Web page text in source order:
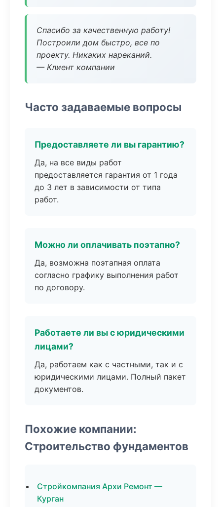
Спасибо за качественную работу!
Построили дом быстро, все по
проекту. Никаких нареканий.
— Клиент компании
Часто задаваемые вопросы
Предоставляете ли вы гарантию?
Да, на все виды работ
предоставляется гарантия от 1 года
до 3 лет в зависимости от типа
работ.
Можно ли оплачивать поэтапно?
Да, возможна поэтапная оплата
согласно графику выполнения работ
по договору.
Работаете ли вы с юридическими
лицами?
Да, работаем как с частными, так и с
юридическими лицами. Полный пакет
документов.
Похожие компании:
Строительство фундаментов
Стройкомпания Архи Ремонт —
Курган